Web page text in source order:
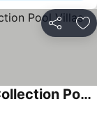
シェア お
Shinta Mani Angkor & Bensley Collection Pool Villas